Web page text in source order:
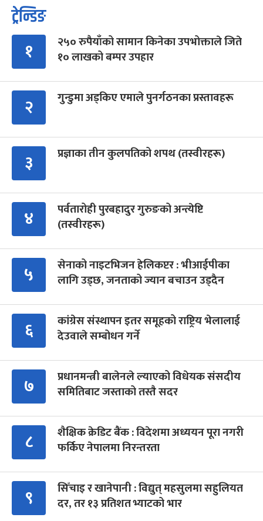
ट्रेन्डिङ
१
२५० रुपैयाँको सामान किनेका उपभोक्ताले जिते
१० लाखको बम्पर उपहार
२ गुन्डुमा अड्किए एमाले पुनर्गठनका प्रस्तावहरू
३ प्रज्ञाका तीन कुलपतिको शपथ (तस्वीरहरू)
४
पर्वतारोही पुरबहादुर गुरुङको अन्त्येष्टि
(तस्वीरहरू)
५
सेनाको नाइटभिजन हेलिकप्टर : भीआईपीका
लागि उड्छ, जनताको ज्यान बचाउन उड्दैन
६
कांग्रेस संस्थापन इतर समूहको राष्ट्रिय भेलालाई
देउवाले सम्बोधन गर्ने
७
प्रधानमन्त्री बालेनले ल्याएको विधेयक संसदीय
समितिबाट जस्ताको तस्तै सदर
८
शैक्षिक क्रेडिट बैंक : विदेशमा अध्ययन पूरा नगरी
फर्किए नेपालमा निरन्तरता
९
सिँचाइ र खानेपानी : विद्युत् महसुलमा सहुलियत
दर, तर १३ प्रतिशत भ्याटको भार